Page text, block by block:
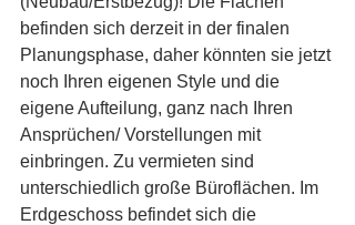
befinden sich derzeit in der finalen
Planungsphase, daher könnten sie jetzt
noch Ihren eigenen Style und die
eigene Aufteilung, ganz nach Ihren
Ansprüchen/ Vorstellungen mit
einbringen. Zu vermieten sind
unterschiedlich große Büroflächen. Im
Erdgeschoss befindet sich die